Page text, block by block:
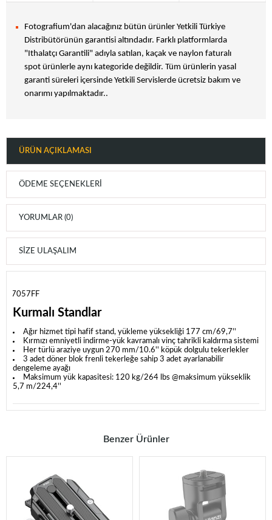
Fotografium'dan alacağınız bütün ürünler Yetkili Türkiye
Distribütörünün garantisi altındadır. Farklı platformlarda
"Ithalatçı Garantili" adıyla satılan, kaçak ve naylon faturalı
spot ürünlerle aynı kategoride değildir. Tüm ürünlerin yasal
garanti süreleri içersinde Yetkili Servislerde ücretsiz bakım ve
onarımı yapılmaktadır..
ÜRÜN AÇIKLAMASI
ÖDEME SEÇENEKLERI
YORUMLAR (0)
SIZE ULAŞALIM
B7057FF
Kurmalı Standlar
Ağır hizmet tipi hafif stand, yükleme yüksekliği 177 cm/69,7''
Kırmızı emniyetli indirme-yük kavramalı vinç tahrikli kaldırma sistemi
Her türlü araziye uygun 270 mm/10.6'' köpük dolgulu tekerlekler
3 adet döner blok frenli tekerleğe sahip 3 adet ayarlanabilir
dengeleme ayağı
Maksimum yük kapasitesi: 120 kg/264 lbs @maksimum yükseklik
5,7 m/224,4''
Benzer Ürünler